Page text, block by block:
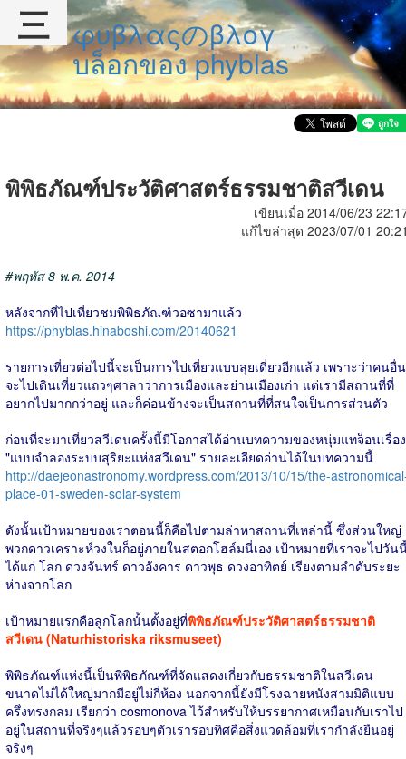
φυβλαςのβλογ
บล็อกของ phyblas
พิพิธภัณฑ์ประวัติศาสตร์ธรรมชาติสวีเดน
เขียนเมื่อ 2014/06/23
แก้ไขล่าสุด 2023/07/01
#พฤหัส 8 พ.ค. 2014
หลังจากที่ไปเที่ยวชมพิพิธภัณฑ์วอซามาแล้ว
https://phyblas.hinaboshi.com/20140621
รายการเที่ยวต่อไปนี้จะเป็นการไปเที่ยวแบบลุยเดี่ยวอีกแล้ว เพราะว่าคนอื่น
จะไปเดินเที่ยวแถวๆศาลาว่าการเมืองและย่านเมืองเก่า แต่เรามีสถานที่ที่
อยากไปมากกว่าอยู่ และก็ค่อนข้างจะเป็นสถานที่ที่สนใจเป็นการส่วนตัว
ก่อนที่จะมาเที่ยวสวีเดนครั้งนี้มีโอกาสได้อ่านบทความของหนุ่มแทจ็อนเรื่อง
"แบบจำลองระบบสุริยะแห่งสวีเดน" รายละเอียดอ่านได้ในบทความนี้
http://daejeonastronomy.wordpress.com/2013/10/15/the-
place-01-sweden-solar-system
ดังนั้นเป้าหมายของเราตอนนี้ก็คือไปตามล่าหาสถานที่เหล่านี้ ซึ่งส่วนใหญ่
พวกดาวเคราะห์วงในก็อยู่ภายในสตอกโฮล์มนี่เอง เป้าหมายที่เราจะไปวัน
ได้แก่ โลก ดวงจันทร์ ดาวอังคาร ดาวพุธ ดวงอาทิตย์ เรียงตามลำดับระยะ
ห่างจากโลก
เป้าหมายแรกคือลูกโลกนั้นตั้งอยู่ที่พิพิธภัณฑ์ประวัติศาสตร์ธรรมชาติ
สวีเดน (Naturhistoriska riksmuseet)
พิพิธภัณฑ์แห่งนี้เป็นพิพิธภัณฑ์ที่จัดแสดงเกี่ยวกับธรรมชาติในสวีเดน
ขนาดไม่ได้ใหญ่มากมีอยู่ไม่กี่ห้อง นอกจากนี้ยังมีโรงฉายหนังสามมิติแบบ
ครึ่งทรงกลม เรียกว่า cosmonova ไว้สำหรับให้บรรยากาศเหมือนกับเราไป
อยู่ในสถานที่จริงๆแล้วรอบๆตัวเรารอบทิศคือสิ่งแวดล้อมที่เรากำลังยืนอยู่
จริงๆ
三